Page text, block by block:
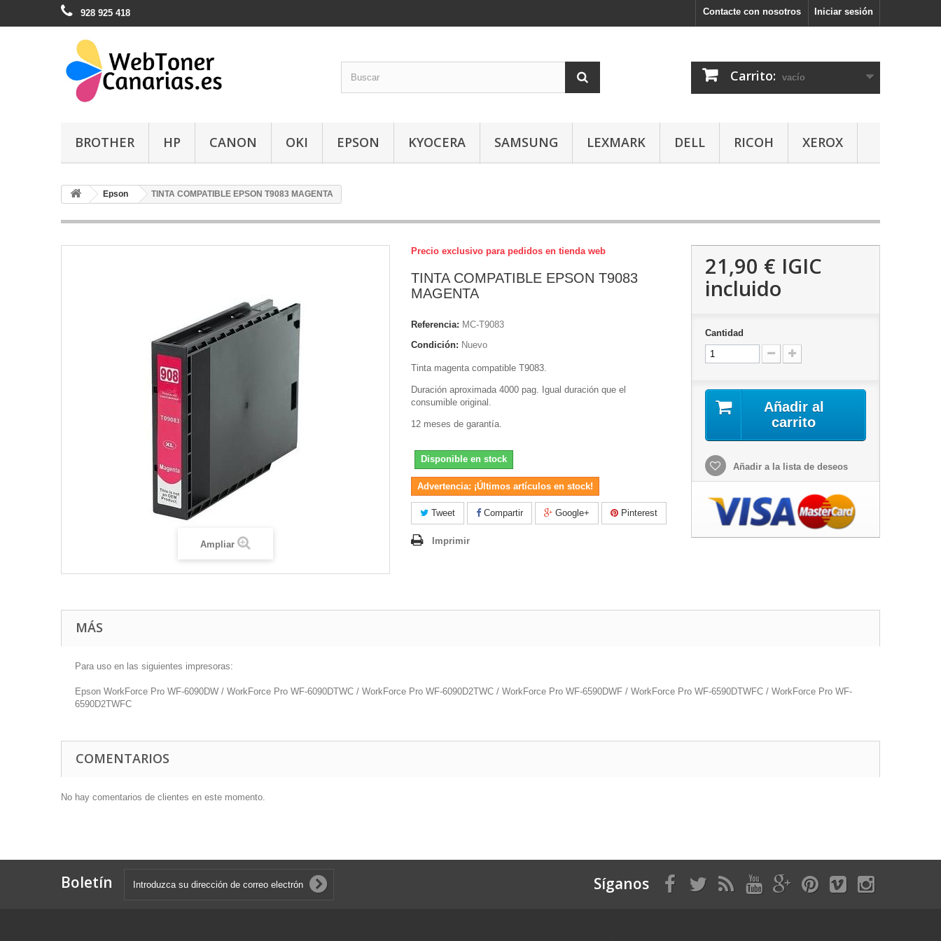
Iniciar sesión
Contacte con nosotros
928 925 418
Carrito: vacío
BROTHER HP CANON OKI EPSON KYOCERA SAMSUNG LEXMARK DELL RICOH XEROX
Epson TINTA COMPATIBLE EPSON T9083 MAGENTA
Ampliar
Precio exclusivo para pedidos en tienda web
TINTA COMPATIBLE EPSON T9083
MAGENTA
Referencia: MC-T9083
Condición: Nuevo
Tinta magenta compatible T9083.
Duración aproximada 4000 pag. Igual duración que el
consumible original.
12 meses de garantía.
Disponible en stock
Advertencia: ¡Últimos artículos en stock!
Tweet Compartir Google+ Pinterest
Imprimir
21,90 € IGIC
incluido
Cantidad
Añadir al
carrito
Añadir a la lista de deseos
MÁS
Para uso en las siguientes impresoras:
Epson WorkForce Pro WF-6090DW / WorkForce Pro WF-6090DTWC / WorkForce Pro WF-6090D2TWC / WorkForce Pro WF-6590DWF / WorkForce Pro WF-6590DTWFC / WorkForce Pro WF-
6590D2TWFC
COMENTARIOS
No hay comentarios de clientes en este momento.
Boletín Síganos